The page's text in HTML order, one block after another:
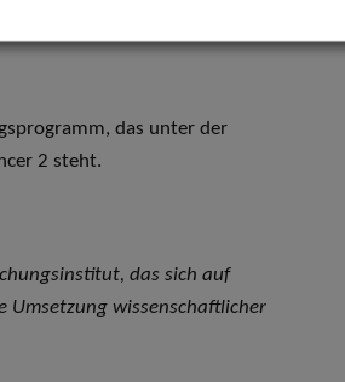
das unter der
2 steht.
das sich auf
Umsetzung wissenschaftlicher